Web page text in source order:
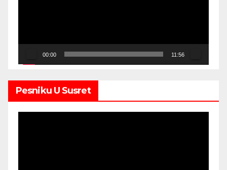
00:00 11:56
Pesniku U Susret